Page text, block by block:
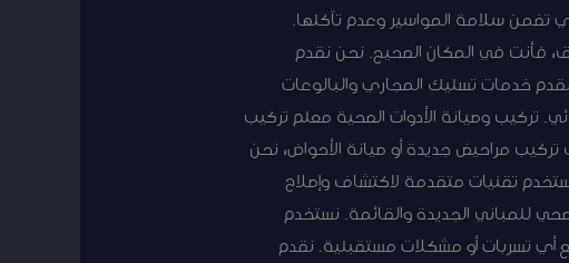
تضمن سلامة المواسير وعدم تآكلها.
صحي في الصديق، فأنت في المكان الصحيح. نحن نقدم
خدمات تسليك المجاري والبالوعات
تركيب وصيانة الأدوات الصحية معلم تركيب
مراحيض جديدة أو صيانة الأحواض، نحن
تقنيات متقدمة لاكتشاف وإصلاح
للمباني الجديدة والقائمة. نستخدم
أي تسربات أو مشكلات مستقبلية. نقدم